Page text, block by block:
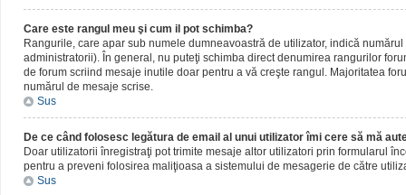
Care este rangul meu şi cum il pot schimba?
Rangurile, care apar sub numele dumneavoastră de utilizator, indică
administratorii). În general, nu puteţi schimba direct denumirea rangurilor
de forum scriind mesaje inutile doar pentru a vă creşte rangul. Majoritatea
numărul de mesaje scrise.
Sus
De ce când folosesc legătura de email al unui utilizator îmi cere să mă
Doar utilizatorii înregistraţi pot trimite mesaje altor utilizatori prin formularul
pentru a preveni folosirea maliţioasa a sistemului de mesagerie de către
Sus